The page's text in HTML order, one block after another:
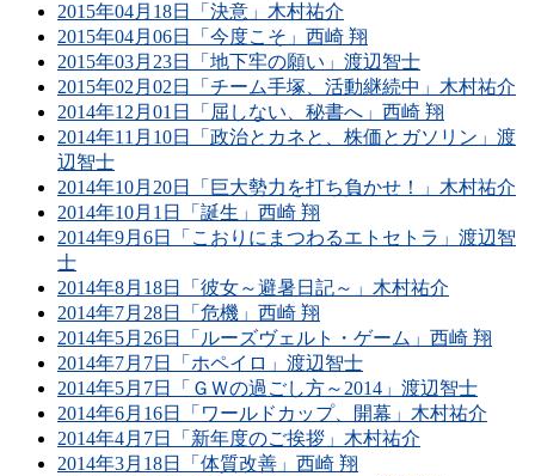
2015年04月18日「決意」木村祐介
2015年04月06日「今度こそ」西崎 翔
2015年03月23日「地下牢の願い」渡辺智士
2015年02月02日「チーム手塚、活動継続中」木村祐介
2014年12月01日「屈しない、秘書へ」西崎 翔
2014年11月10日「政治とカネと、株価とガソリン」渡
辺智士
2014年10月20日「巨大勢力を打ち負かせ！」木村祐介
2014年10月1日「誕生」西崎 翔
2014年9月6日「こおりにまつわるエトセトラ」渡辺智
士
2014年8月18日「彼女～避暑日記～」木村祐介
2014年7月28日「危機」西崎 翔
2014年5月26日「ルーズヴェルト・ゲーム」西崎 翔
2014年7月7日「ホペイロ」渡辺智士
2014年5月7日「ＧＷの過ごし方～2014」渡辺智士
2014年6月16日「ワールドカップ、開幕」木村祐介
2014年4月7日「新年度のご挨拶」木村祐介
2014年3月18日「体質改善」西崎 翔